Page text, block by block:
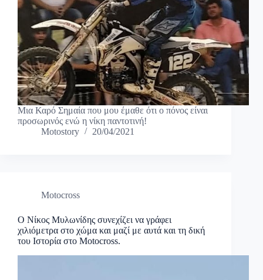
Μια Καρό Σημαία που μου έμαθε ότι ο πόνος είναι
προσωρινός ενώ η νίκη παντοτινή!
Motostory
20/04/2021
Motocross
Ο Νίκος Μυλωνίδης συνεχίζει να γράφει
χιλιόμετρα στο χώμα και μαζί με αυτά και τη δική
του Ιστορία στο Motocross.